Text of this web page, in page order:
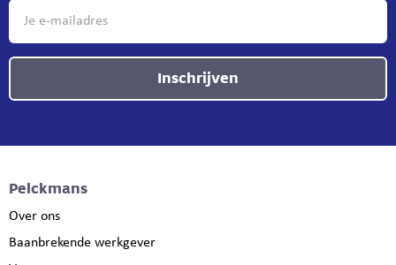
Inschrijven
Pelckmans
Over ons
Baanbrekende werkgever